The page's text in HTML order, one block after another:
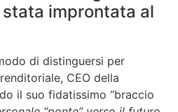
improntata al
di distinguersi per
CEO della
il suo fidatissimo “braccio